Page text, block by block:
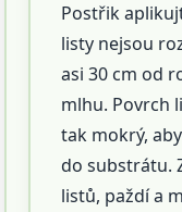
Postřik
listy nejsou
asi 30 cm od
mlhu. Povrch
tak mokrý,
do substrátu.
listů, paždí a